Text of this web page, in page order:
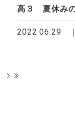
高３ 夏休み
2022.06.29